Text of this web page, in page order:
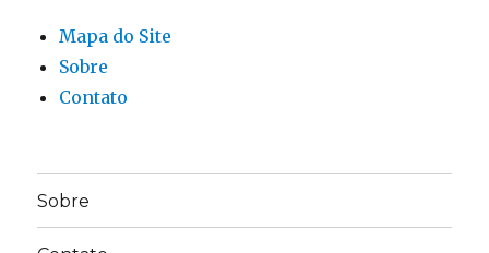
Mapa do Site
Sobre
Contato
Sobre